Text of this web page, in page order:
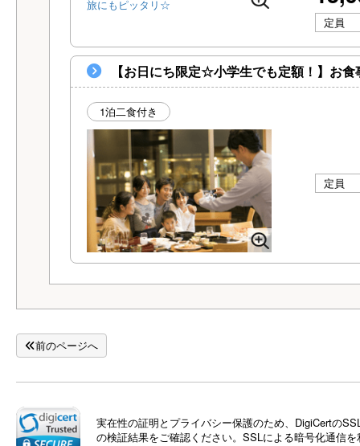
定員
【お日にち限定☆小学生でも定額！】お
1泊二食付き
定員
前のページへ
実在性の証明とプライバシー保護のため、DigiCertの
の検証結果をご確認ください。SSLによる暗号化通信